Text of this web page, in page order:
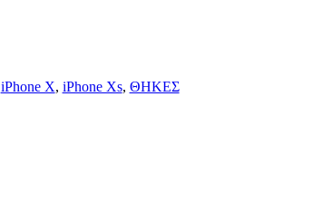
iPhone X, iPhone Xs, ΘΗΚΕΣ